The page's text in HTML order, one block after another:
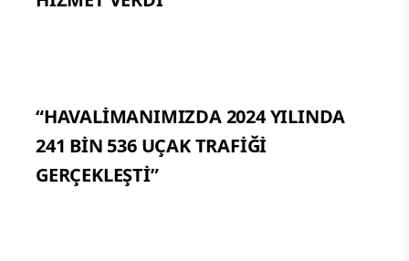
“HAVALİMANIMIZDA 2024 YILINDA
241 BİN 536 UÇAK TRAFİĞİ
GERÇEKLEŞTİ”